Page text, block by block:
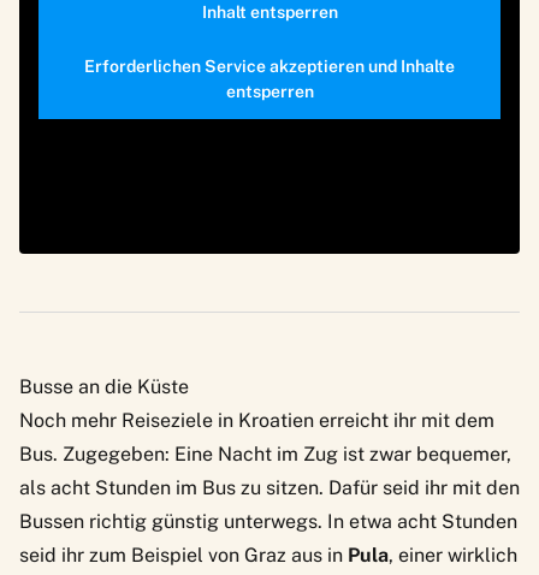
Inhalt entsperren
Erforderlichen Service akzeptieren und Inhalte
entsperren
Busse an die Küste
Noch mehr Reiseziele in Kroatien erreicht ihr mit dem
Bus. Zugegeben: Eine Nacht im Zug ist zwar bequemer,
als acht Stunden im Bus zu sitzen. Dafür seid ihr mit den
Bussen richtig günstig unterwegs. In etwa acht Stunden
seid ihr zum Beispiel von Graz aus in Pula, einer wirklich